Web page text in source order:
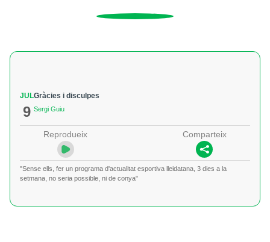
JUL
9
Gràcies i disculpes
Sergi Guiu
Reprodueix Comparteix
"Sense ells, fer un programa d'actualitat esportiva lleidatana, 3 dies a la
setmana, no seria possible, ni de conya"